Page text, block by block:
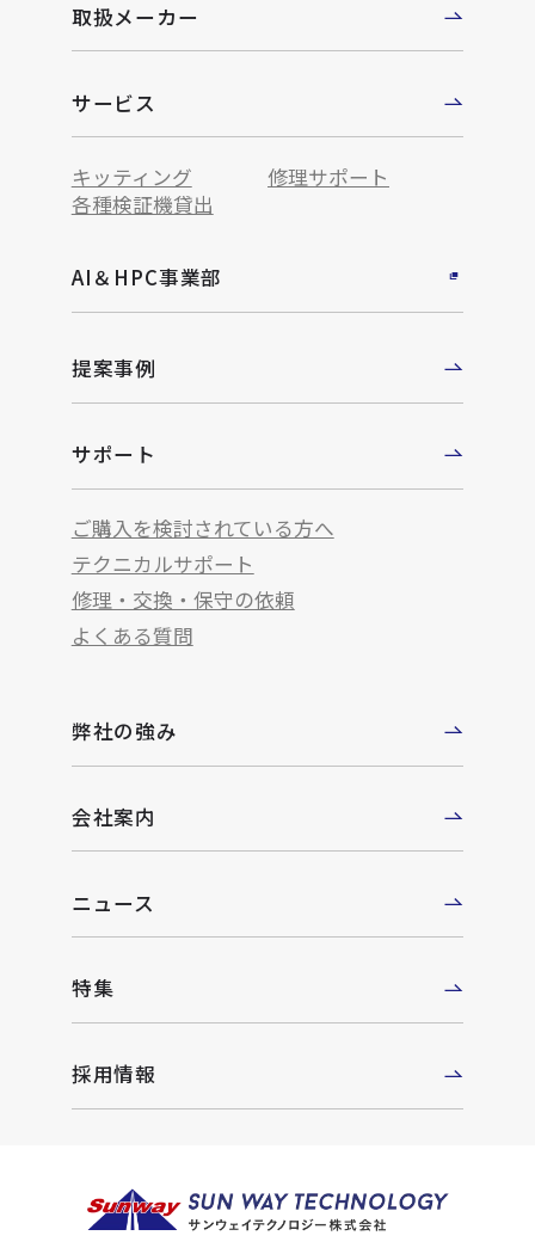
取扱メーカー
サービス
キッティング
修理サポート
各種検証機貸出
AI＆HPC事業部
提案事例
サポート
ご購入を検討されている方へ
テクニカルサポート
修理・交換・保守の依頼
よくある質問
弊社の強み
会社案内
ニュース
特集
採用情報